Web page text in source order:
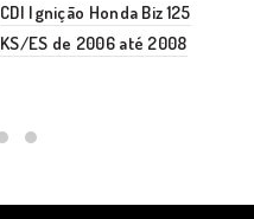
CDI Ignição Honda Biz 125
KS/ES de 2006 até 2008